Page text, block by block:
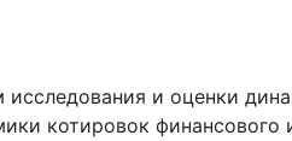
и оценки
котировок